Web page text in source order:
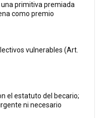
primitiva premiada
como premio
vulnerables (Art.
el estatuto del becario;
ni necesario